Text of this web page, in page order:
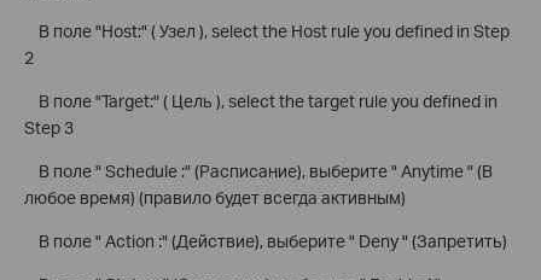
В поле "Host:" ( Узел ), select the Host rule you defined in Step
2
В поле "Target:" ( Цель ), select the target rule you defined in
Step 3
В поле " Schedule :" (Расписание), выберите " Anytime " (В
любое время) (правило будет всегда активным)
В поле " Action :" (Действие), выберите " Deny " (Запретить)